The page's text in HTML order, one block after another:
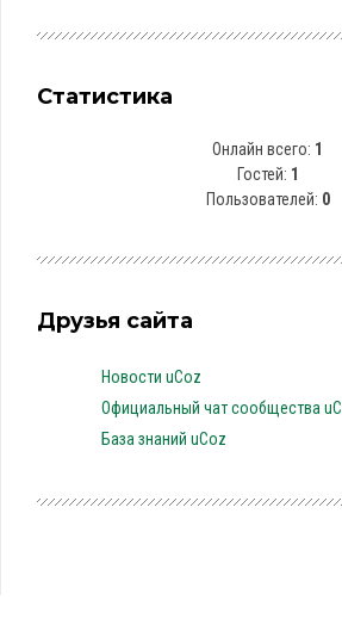
Статистика
Онлайн всего: 1
Гостей: 1
Пользователей: 0
Друзья сайта
Новости uCoz
Официальный чат сообщества
База знаний uCoz